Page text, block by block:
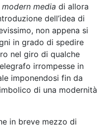
modern media di allora
dell’idea di
non appena si
in grado di spedire
nel giro di qualche
irrompesse in
imponendosi fin da
di una modernità
in breve mezzo di